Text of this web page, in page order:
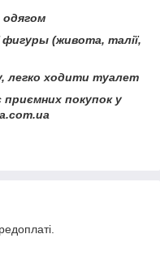
одягом
фигуры (живота, талії,
легко ходити туалет
покупок у